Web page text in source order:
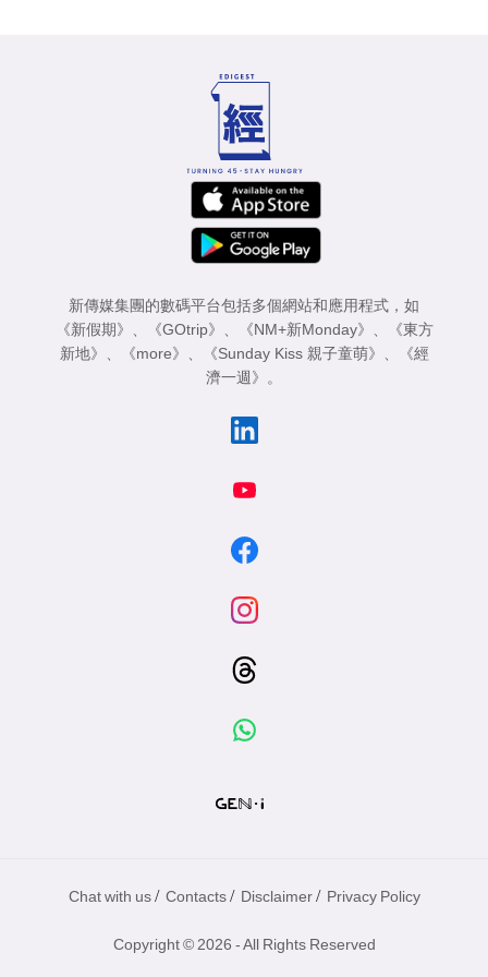
新傳媒集團的數碼平台包括多個網站和應用程式，如
《新假期》
《GOtrip》 《NM+新Monday》
《東方
新地》
《more》 《Sunday Kiss 親子童萌》
《經
濟一週》
。
Chat with us / Contacts / Disclaimer / Privacy Policy
Copyright © 2026 - All Rights Reserved